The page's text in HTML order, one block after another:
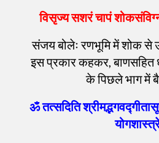
विसृज्यसशरंचापं
संजय बोलेः रणभूमि में शोक से
इस प्रकार कहकर, बाणसहित
के पिछले भाग में
ॐ तत्सदिति